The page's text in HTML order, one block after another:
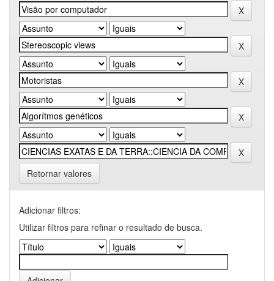
Retornar valores
Adicionar filtros:
Utilizar filtros para refinar o resultado de busca.